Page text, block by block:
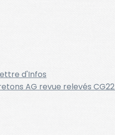
d'Infos
AG revue relevés CG22